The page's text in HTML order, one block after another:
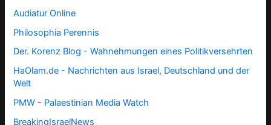
Audiatur Online
Philosophia Perennis
Der. Korenz Blog - Wahnehmungen eines Politikversehrten
HaOlam.de - Nachrichten aus Israel, Deutschland und der
Welt
PMW - Palaestinian Media Watch
BreakingIsraelNews